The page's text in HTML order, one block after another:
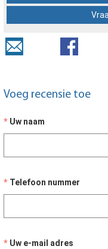
Voeg recensie toe
Uw naam
Telefoon nummer
Uw e-mail adres